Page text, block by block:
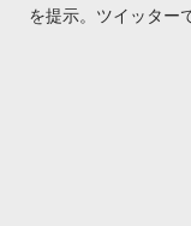
を提示。ツイッター